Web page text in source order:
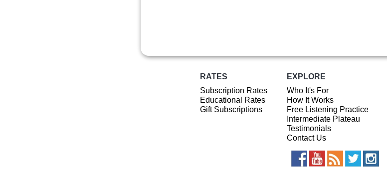
RATES
Subscription Rates
Educational Rates
Gift Subscriptions
EXPLORE
Who It's For
How It Works
Free Listening Practice
Intermediate Plateau
Testimonials
Contact Us